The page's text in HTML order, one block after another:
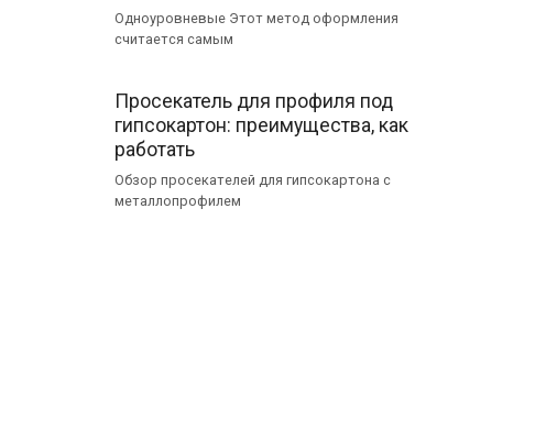
Одноуровневые Этот метод оформления
считается самым
Просекатель для профиля под
гипсокартон: преимущества, как
работать
Обзор просекателей для гипсокартона с
металлопрофилем